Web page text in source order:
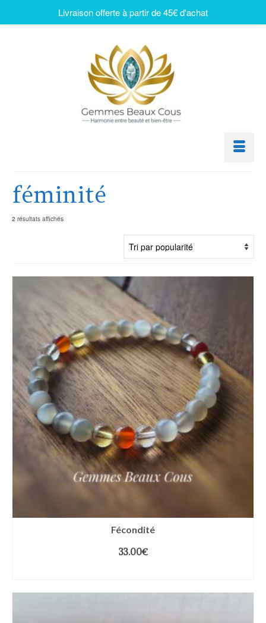
féminité
2 résultats affichés
Fécondité
33.00€
Livraison offerte à partir de 45€ d'achat